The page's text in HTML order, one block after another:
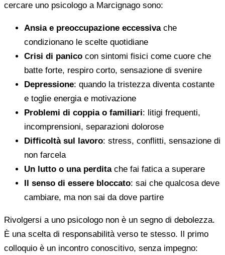
cercare uno psicologo a Marcignago sono:
Ansia e preoccupazione eccessivache
condizionano le scelte quotidiane
Crisi di panico con sintomi fisici come cuore che
batte forte, respiro corto, sensazione di svenire
Depressione: quando la tristezza diventa costante
e toglie energia e motivazione
Problemi di coppia o familiari: litigi frequenti,
incomprensioni, separazioni dolorose
Difficoltà sul lavoro: stress, conflitti, sensazione di
non farcela
Un lutto o una perditache fai fatica a superare
Il senso di essere bloccato: sai che qualcosa deve
cambiare, ma non sai da dove partire
Rivolgersi a uno psicologo non è un segno di debolezza.
È una scelta di responsabilità verso te stesso. Il primo
colloquio è un incontro conoscitivo, senza impegno: